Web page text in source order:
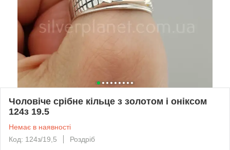
Чоловіче срібне кільце з золотом і оніксом
124з 19.5
Немає в наявності
Код: 124з/19,5
Роздріб